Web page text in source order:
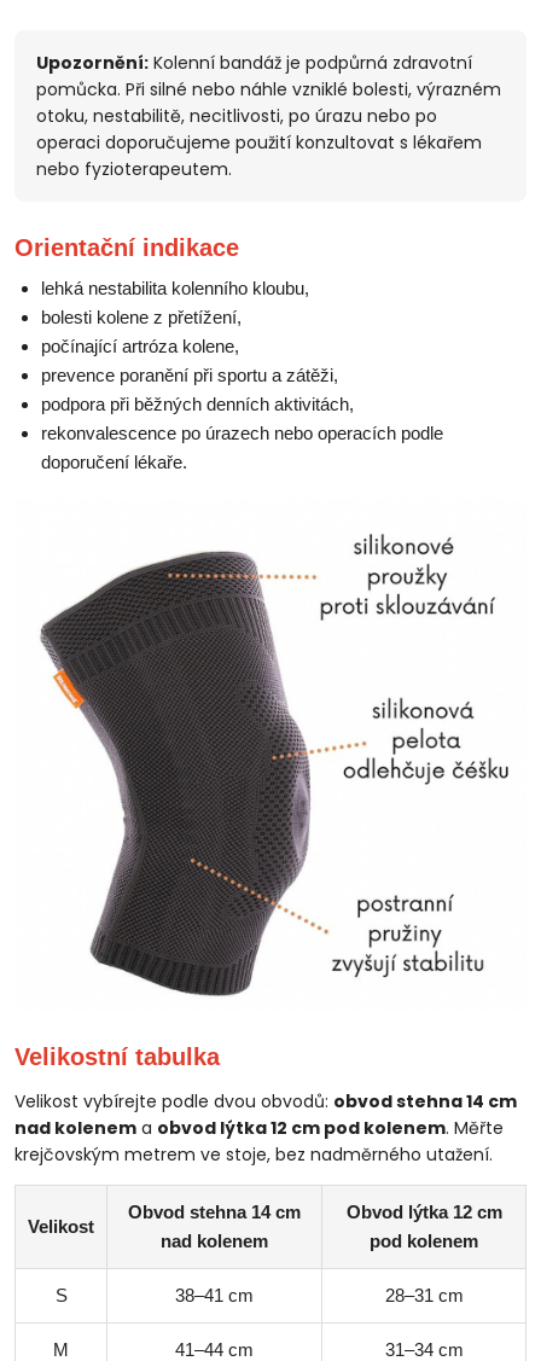
Upozornění: Kolenní bandáž je podpůrná zdravotní
pomůcka. Při silné nebo náhle vzniklé bolesti, výrazném
otoku, nestabilitě, necitlivosti, po úrazu nebo po
operaci doporučujeme použití konzultovat s lékařem
nebo fyzioterapeutem.
Orientační indikace
lehká nestabilita kolenního kloubu,
bolesti kolene z přetížení,
počínající artróza kolene,
prevence poranění při sportu a zátěži,
podpora při běžných denních aktivitách,
rekonvalescence po úrazech nebo operacích podle
doporučení lékaře.
Velikostní tabulka
Velikost vybírejte podle dvou obvodů: obvod stehna 14 cm
nad kolenem a obvod lýtka 12 cm pod kolenem. Měřte
krejčovským metrem ve stoje, bez nadměrného utažení.
Velikost
Obvod stehna 14 cm
nad kolenem
Obvod lýtka 12 cm
pod kolenem
S 38–41 cm 28–31 cm
M 41–44 cm 31–34 cm